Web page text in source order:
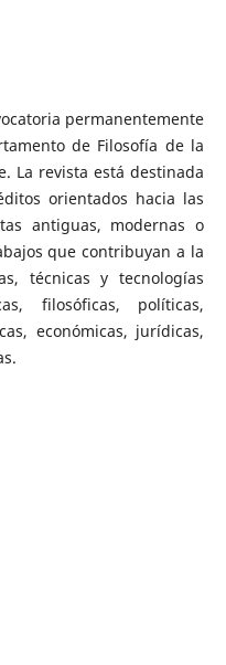
permanentemente
de Filosofía de la
La revista está destinada
orientados hacia las
antiguas, modernas o
que contribuyan a la
técnicas y tecnologías
filosóficas, políticas,
económicas, jurídicas,